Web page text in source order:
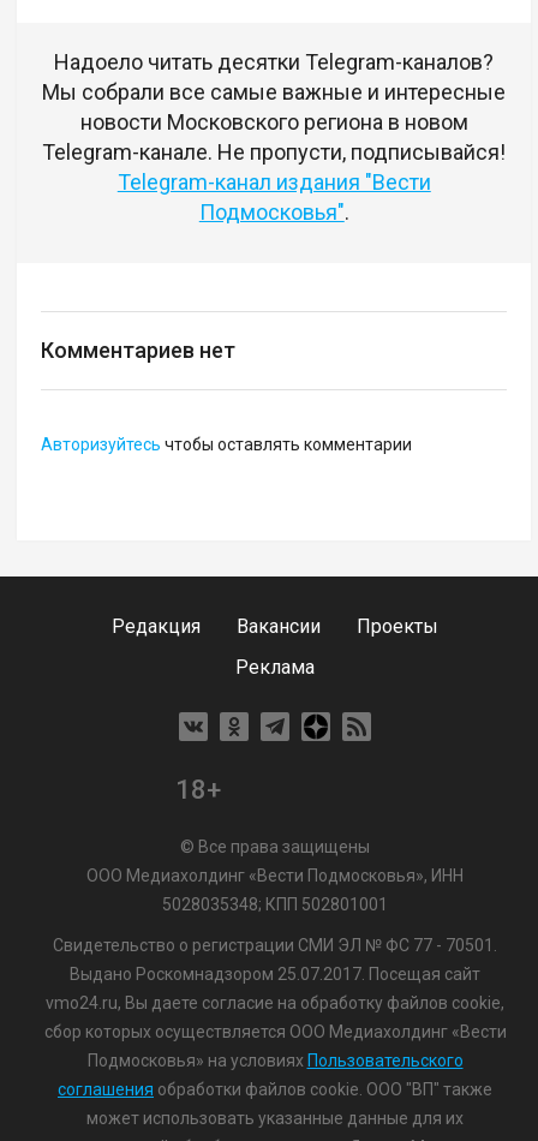
Надоело читать десятки Telegram-каналов?
Мы собрали все самые важные и интересные
новости Московского региона в новом
Telegram-канале. Не пропусти, подписывайся!
Telegram-канал издания "Вести
Подмосковья".
Комментариев нет
Авторизуйтесь чтобы оставлять комментарии
Редакция Вакансии
Проекты
Реклама
18+
© Все права защищены
ООО Медиахолдинг «Вести Подмосковья», ИНН
5028035348; КПП 502801001
Свидетельство о регистрации СМИ ЭЛ № ФС 77 - 70501.
Выдано Роскомнадзором 25.07.2017. Посещая сайт
vmo24.ru, Вы даете согласие на обработку файлов cookie,
сбор которых осуществляется ООО Медиахолдинг «Вести
Подмосковья» на условиях Пользовательского
соглашения обработки файлов cookie. ООО "ВП" также
может использовать указанные данные для их